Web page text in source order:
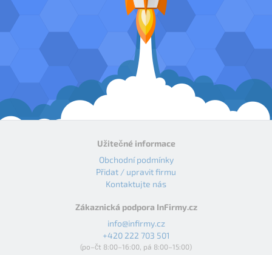
Užitečné informace
Obchodní podmínky
Přidat / upravit firmu
Kontaktujte nás
Zákaznická podpora InFirmy.cz
info@infirmy.cz
+420 222 703 501
(po–čt 8:00–16:00, pá 8:00–15:00)